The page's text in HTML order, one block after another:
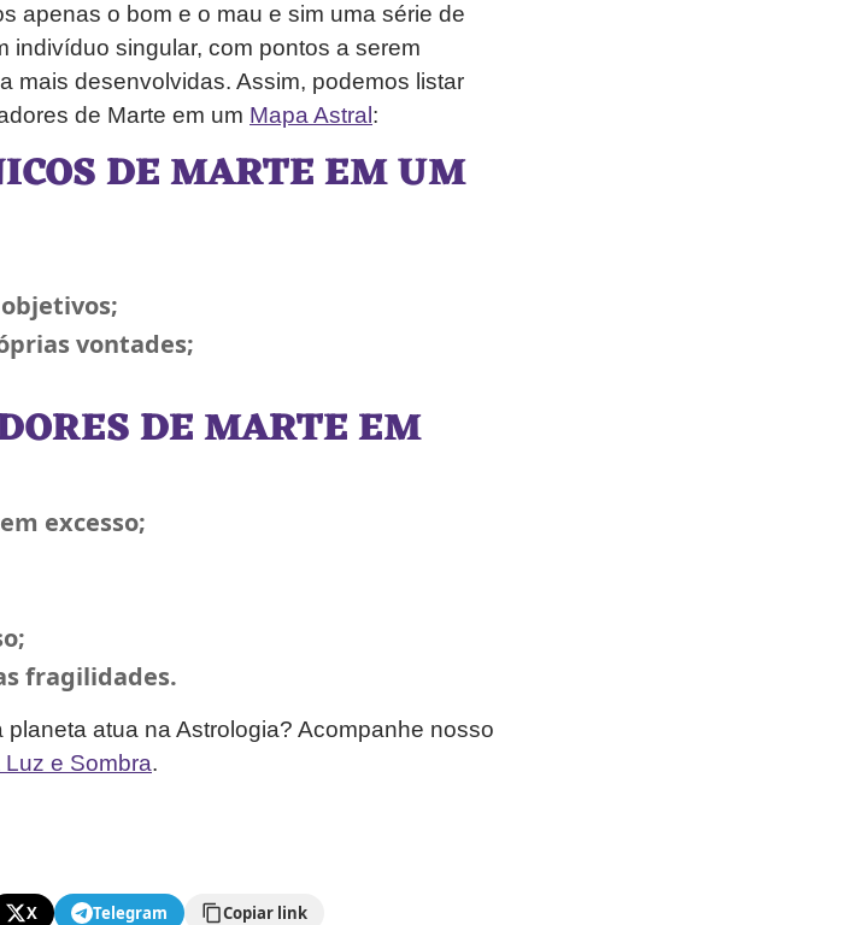
apenas o bom e o mau e sim uma série de
indivíduo singular, com pontos a serem
mais desenvolvidas. Assim, podemos listar
de Marte em um Mapa Astral :
DE MARTE EM UM
vontades;
DE MARTE EM
excesso;
fragilidades.
atua na Astrologia? Acompanhe nosso
Luz e Sombra.
X Telegram Copiar link